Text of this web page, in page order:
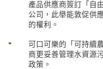
產品供應商簽訂「自
公司，此舉能敦促供
的權利。
可口可樂的「可持續
商更妥善管理水資源
政策。